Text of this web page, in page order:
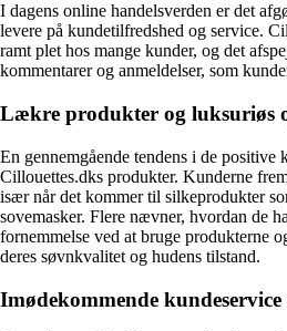
I dagens online handelsverden er det
levere på kundetilfredshed og service.
ramt plet hos mange kunder, og det
kommentarer og anmeldelser, som
Lækre produkter og luksuriøs
En gennemgående tendens i de positive
Cillouettes.dks produkter. Kunderne
især når det kommer til silkeprodukter
sovemasker. Flere nævner, hvordan de
fornemmelse ved at bruge produkterne
deres søvnkvalitet og hudens tilstand.
Imødekommende